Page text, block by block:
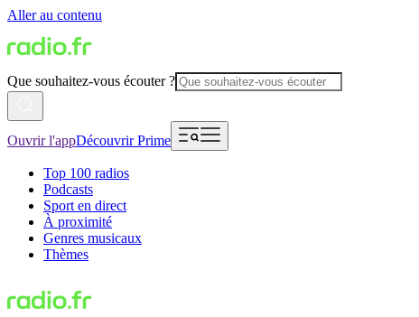
Aller au contenu
Que souhaitez-vous écouter ?
Ouvrir l'appDécouvrir Prime
Top 100 radios
Podcasts
Sport en direct
À proximité
Genres musicaux
Thèmes